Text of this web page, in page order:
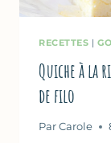
RECETTES |
Quiche à la
de filo
Par Carole